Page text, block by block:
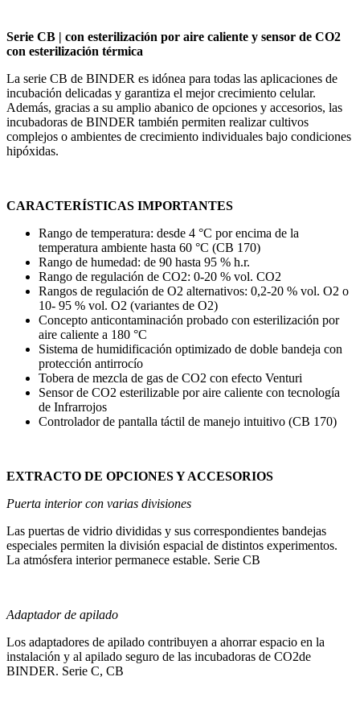
Serie CB | con esterilización por aire caliente y sensor de CO2
con esterilización térmica
La serie CB de BINDER es idónea para todas las aplicaciones de
incubación delicadas y garantiza el mejor crecimiento celular.
Además, gracias a su amplio abanico de opciones y accesorios, las
incubadoras de BINDER también permiten realizar cultivos
complejos o ambientes de crecimiento individuales bajo condiciones
hipóxidas.
CARACTERÍSTICAS IMPORTANTES
Rango de temperatura: desde 4 °C por encima de la
temperatura ambiente hasta 60 °C (CB 170)
Rango de humedad: de 90 hasta 95 % h.r.
Rango de regulación de CO2: 0-20 % vol. CO2
Rangos de regulación de O2 alternativos: 0,2-20 % vol. O2 o
10- 95 % vol. O2 (variantes de O2)
Concepto anticontaminación probado con esterilización por
aire caliente a 180 °C
Sistema de humidificación optimizado de doble bandeja con
protección antirrocío
Tobera de mezcla de gas de CO2 con efecto Venturi
Sensor de CO2 esterilizable por aire caliente con tecnología
de Infrarrojos
Controlador de pantalla táctil de manejo intuitivo (CB 170)
EXTRACTO DE OPCIONES Y ACCESORIOS
Puerta interior con varias divisiones
Las puertas de vidrio divididas y sus correspondientes bandejas
especiales permiten la división espacial de distintos experimentos.
La atmósfera interior permanece estable. Serie CB
Adaptador de apilado
Los adaptadores de apilado contribuyen a ahorrar espacio en la
instalación y al apilado seguro de las incubadoras de CO2de
BINDER. Serie C, CB